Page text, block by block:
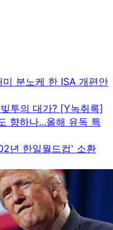
분노케 한 ISA 개편안
투의 대가? [Y녹취록]
향하나...올해 유독 특
년 한일월드컵' 소환